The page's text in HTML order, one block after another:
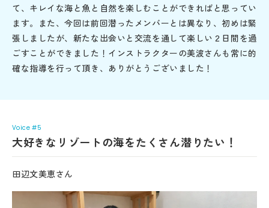
て、キレイな海と魚と自然を楽しむことができればと思ってい
ます。また、今回は前回潜ったメンバーとは異なり、初めは緊
張しましたが、新たな出会いと交流を通して楽しい２日間を過
ごすことができました！インストラクターの美波さんも常に的
確な指導を行って頂き、ありがとうございました！
Voice #5
大好きなリゾートの海をたくさん潜りたい！
田辺文美恵さん